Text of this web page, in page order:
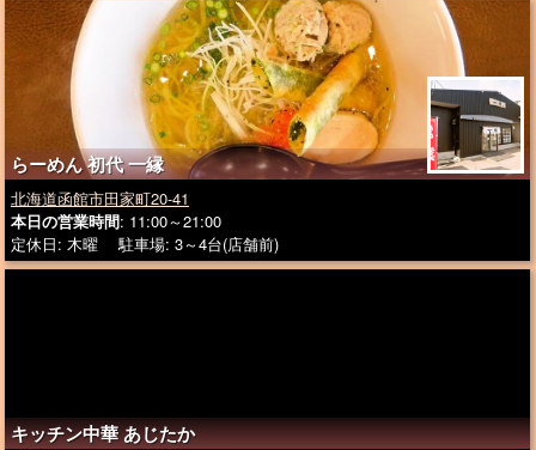
らーめん 初代 一縁
北海道函館市田家町20-41
本日の営業時間: 11:00～21:00
定休日: 木曜 駐車場: 3～4台(店舗前)
キッチン中華 あじたか